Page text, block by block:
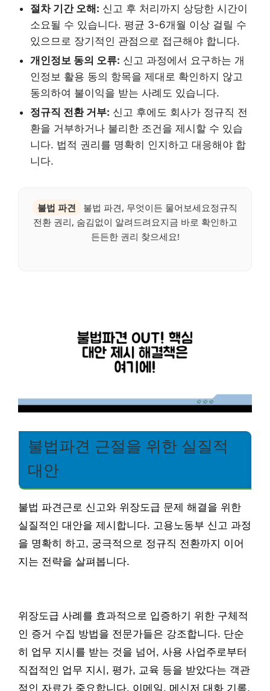
절차 기간 오해: 신고 후 처리까지 상당한 시간이
소요될 수 있습니다. 평균 3-6개월 이상 걸릴 수
있으므로 장기적인 관점으로 접근해야 합니다.
개인정보 동의 오류: 신고 과정에서 요구하는 개
인정보 활용 동의 항목을 제대로 확인하지 않고
동의하여 불이익을 받는 사례도 있습니다.
정규직 전환 거부: 신고 후에도 회사가 정규직 전
환을 거부하거나 불리한 조건을 제시할 수 있습
니다. 법적 권리를 명확히 인지하고 대응해야 합
니다.
불법 파견
불법 파견, 무엇이든 물어보세요정규직
전환 권리, 숨김없이 알려드려요지금 바로 확인하고
든든한 권리 찾으세요!
불법파견 근절을 위한 실질적
대안
불법 파견근로 신고와 위장도급 문제 해결을 위한
실질적인 대안을 제시합니다. 고용노동부 신고 과정
을 명확히 하고, 궁극적으로 정규직 전환까지 이어
지는 전략을 살펴봅니다.
위장도급 사례를 효과적으로 입증하기 위한 구체적
인 증거 수집 방법을 전문가들은 강조합니다. 단순
히 업무 지시를 받는 것을 넘어, 사용 사업주로부터
직접적인 업무 지시, 평가, 교육 등을 받았다는 객관
적인 자료가 중요합니다. 이메일, 메신저 대화 기록,